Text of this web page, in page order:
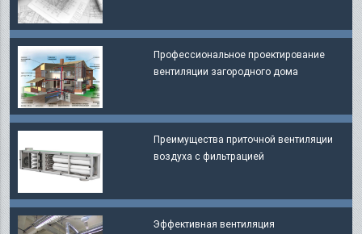
Профессиональное проектирование
вентиляции загородного дома
Преимущества приточной вентиляции
воздуха с фильтрацией
Эффективная вентиляция